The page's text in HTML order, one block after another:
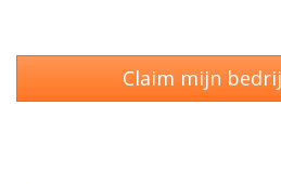
Claim mijn